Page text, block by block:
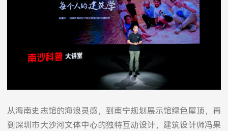
从海南史志馆的海浪灵感，到南宁规划展示馆绿色屋顶，再
到深圳市大沙河文体中心的独特互动设计，建筑设计师冯果